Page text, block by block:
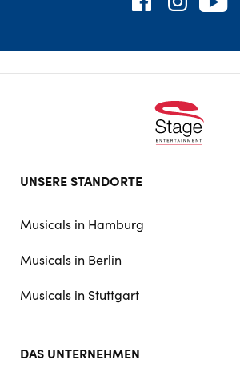
doormat
UNSERE STANDORTE
Musicals in Hamburg
Musicals in Berlin
Musicals in Stuttgart
DAS UNTERNEHMEN